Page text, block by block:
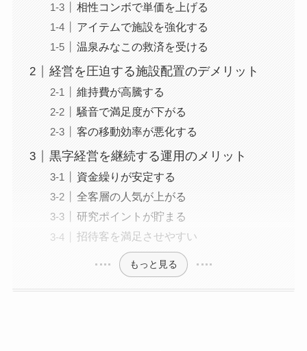
相性コンボで単価を上げる
アイテムで施設を強化する
温泉みなこの救済を受ける
経営を圧迫する施設配置のデメリット
維持費が高騰する
騒音で満足度が下がる
客の移動効率が悪化する
黒字経営を継続する運用のメリット
資金繰りが安定する
全客層の人気が上がる
研究ポイントが貯まる
招待客を満足させやすい
もっと見る